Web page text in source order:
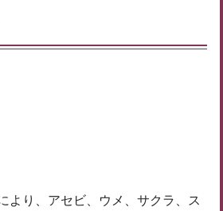
より、アセビ、ウメ、サクラ、ス